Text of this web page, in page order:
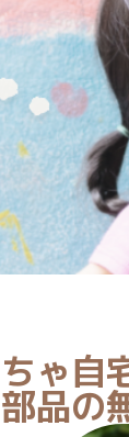
ゃ自
品の